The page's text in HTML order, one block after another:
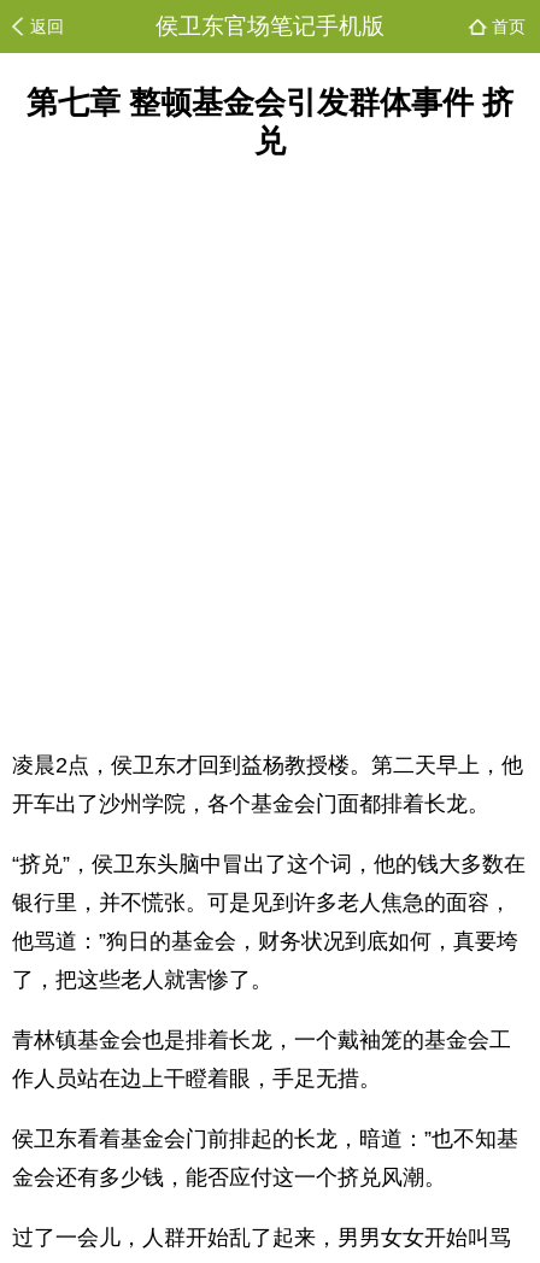
返回 侯卫东官场笔记手机版 首页
第七章 整顿基金会引发群体事件 挤
兑
凌晨2点，侯卫东才回到益杨教授楼。第二天早上，他
开车出了沙州学院，各个基金会门面都排着长龙。
“挤兑”，侯卫东头脑中冒出了这个词，他的钱大多数在
银行里，并不慌张。可是见到许多老人焦急的面容，
他骂道：”狗日的基金会，财务状况到底如何，真要垮
了，把这些老人就害惨了。
青林镇基金会也是排着长龙，一个戴袖笼的基金会工
作人员站在边上干瞪着眼，手足无措。
侯卫东看着基金会门前排起的长龙，暗道：”也不知基
金会还有多少钱，能否应付这一个挤兑风潮。
过了一会儿，人群开始乱了起来，男男女女开始叫骂